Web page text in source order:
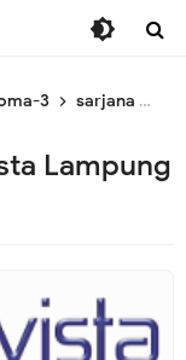
3 sarjana
Lampung